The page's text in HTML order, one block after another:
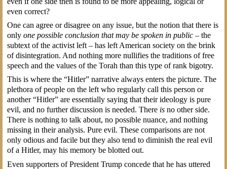
even correct?
One can agree or disagree on any issue, but the notion that there is
only one possible conclusion that may be spoken in public– the
subtext of the activist left – has left American society on the brink
of disintegration. And nothing more nullifies the traditions of free
speech and the values of the Torah than this type of rank bigotry.
This is where the “Hitler” narrative always enters the picture. The
plethora of people on the left who regularly call this person or
another “Hitler” are essentially saying that their ideology is pure
evil, and no further discussion is needed. There isno other side.
There is nothing to talk about, no possible nuance, and nothing
missing in their analysis. Pure evil. These comparisons are not
only odious and facile but they also tend to diminish the real evil
of a Hitler, may his memory be blotted out.
Even supporters of President Trump concede that he has uttered